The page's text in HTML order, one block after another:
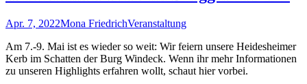
Apr. 7, 2022Mona FriedrichVeranstaltung
Am 7.-9. Mai ist es wieder so weit: Wir feiern unsere Heidesheimer
Kerb im Schatten der Burg Windeck. Wenn ihr mehr Informationen
zu unseren Highlights erfahren wollt, schaut hier vorbei.